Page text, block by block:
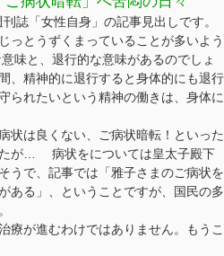
誌「女性自身」の記事見出しです。
っとうずくまっていることが多いよう
味と、退行的な意味があるのでしょ
、精神的に退行すると身体的にも退行
られたいという精神の働きは、身体に
状は良くない、ご病状暗転！といった
たが… 病状をについては皇太子殿下
うで、記事では「雅子さまのご病状を
ある」、ということですが、国民の多
が進むわけではありません。もうこ